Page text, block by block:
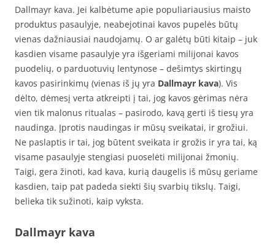
Dallmayr kava. Jei kalbėtume apie populiariausius maisto
produktus pasaulyje, neabejotinai kavos pupelės būtų
vienas dažniausiai naudojamų. O ar galėtų būti kitaip – juk
kasdien visame pasaulyje yra išgeriami milijonai kavos
puodelių, o parduotuvių lentynose – dešimtys skirtingų
kavos pasirinkimų (vienas iš jų yra Dallmayr kava). Vis
dėlto, dėmesį verta atkreipti į tai, jog kavos gėrimas nėra
vien tik malonus ritualas – pasirodo, kavą gerti iš tiesų yra
naudinga. Įprotis naudingas ir mūsų sveikatai, ir grožiui.
Ne paslaptis ir tai, jog būtent sveikata ir grožis ir yra tai, ką
visame pasaulyje stengiasi puoselėti milijonai žmonių.
Taigi, gera žinoti, kad kava, kurią daugelis iš mūsų geriame
kasdien, taip pat padeda siekti šių svarbių tikslų. Taigi,
belieka tik sužinoti, kaip vyksta.
Dallmayr kava